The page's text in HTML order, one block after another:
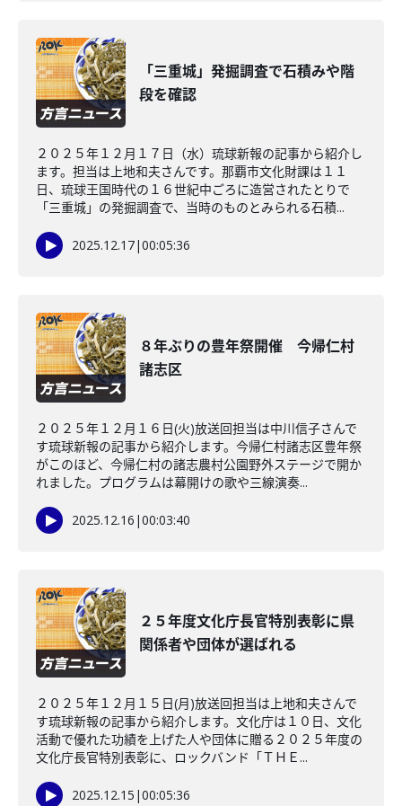
「三重城」発掘調査で石積みや階
段を確認
２０２５年１２月１７日（水）琉球新報の記事から紹介し
ます。担当は上地和夫さんです。那覇市文化財課は１１
日、琉球王国時代の１６世紀中ごろに造営されたとりで
「三重城」の発掘調査で、当時のものとみられる石積...
2025.12.17|00:05:36
８年ぶりの豊年祭開催 今帰仁村
諸志区
２０２５年１２月１６日(火)放送回担当は中川信子さんで
す琉球新報の記事から紹介します。今帰仁村諸志区豊年祭
がこのほど、今帰仁村の諸志農村公園野外ステージで開か
れました。プログラムは幕開けの歌や三線演奏...
2025.12.16 |00:03:40
２５年度文化庁長官特別表彰に県
関係者や団体が選ばれる
２０２５年１２月１５日(月)放送回担当は上地和夫さんで
す琉球新報の記事から紹介します。文化庁は１０日、文化
活動で優れた功績を上げた人や団体に贈る２０２５年度の
文化庁長官特別表彰に、ロックバンド「ＴＨＥ...
2025.12.15 |00:05:36